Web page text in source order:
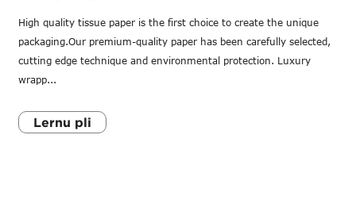
High quality tissue paper is the first choice to create the unique
packaging.Our premium-quality paper has been carefully selected,
cutting edge technique and environmental protection. Luxury
wrapp...
Lernu pli